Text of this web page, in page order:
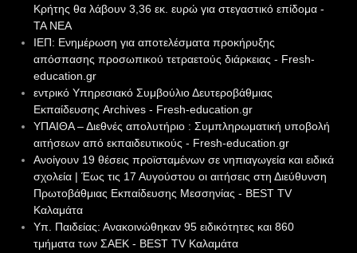
Κρήτης θα λάβουν 3,36 εκ. ευρώ για στεγαστικό επίδομα -
ΤΑ ΝΕΑ
ΙΕΠ: Ενημέρωση για αποτελέσματα προκήρυξης
απόσπασης προσωπικού τετραετούς διάρκειας - Fresh-
education.gr
εντρικό Υπηρεσιακό Συμβούλιο Δευτεροβάθμιας
Εκπαίδευσης Archives - Fresh-education.gr
ΥΠΑΙΘΑ – Διεθνές απολυτήριο : Συμπληρωματική υποβολή
αιτήσεων από εκπαιδευτικούς - Fresh-education.gr
Ανοίγουν 19 θέσεις προϊσταμένων σε νηπιαγωγεία και ειδικά
σχολεία | Έως τις 17 Αυγούστου οι αιτήσεις στη Διεύθυνση
Πρωτοβάθμιας Εκπαίδευσης Μεσσηνίας - BEST TV
Καλαμάτα
Υπ. Παιδείας: Ανακοινώθηκαν 95 ειδικότητες και 860
τμήματα των ΣΑΕΚ - BEST TV Καλαμάτα